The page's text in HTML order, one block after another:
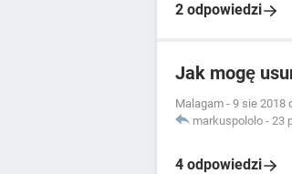
2 odpowiedzi
Jak mogę
Malagam - 9 sie 2018
markuspololo - 23
4 odpowiedzi